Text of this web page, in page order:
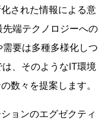
された情報による意
端テクノロジーへの
要は多種多様化しつ
、そのようなIT環境
数々を提案します。
ョンのエグゼクティ